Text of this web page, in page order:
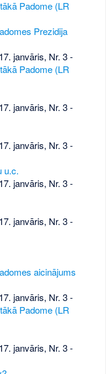
Padome (LR
Prezidija
janvāris, Nr. 3-
Padome (LR
janvāris, Nr. 3-
janvāris, Nr. 3-
u.c.
janvāris, Nr. 3-
janvāris, Nr. 3-
aicinājums
janvāris, Nr. 3-
Padome (LR
janvāris, Nr. 3-